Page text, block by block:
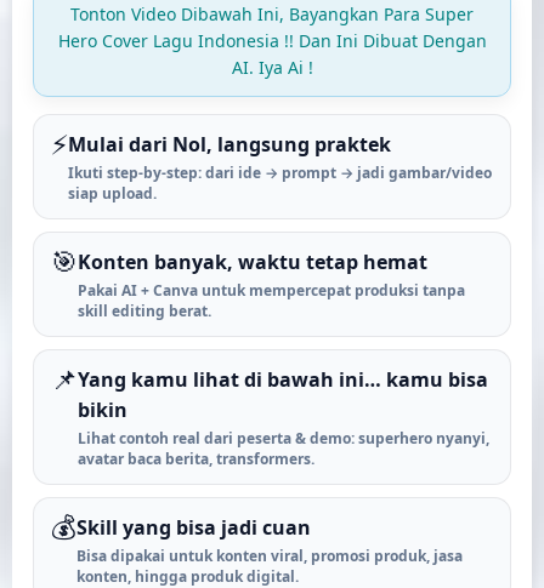
Tonton Video Dibawah Ini, Bayangkan Para Super
Hero Cover Lagu Indonesia !! Dan Ini Dibuat Dengan
AI. Iya Ai !
⚡Mulai dari Nol, langsung praktek
Ikuti step-by-step: dari ide → prompt → jadi gambar/video
siap upload.
🎯Konten banyak, waktu tetap hemat
Pakai AI + Canva untuk mempercepat produksi tanpa
skill editing berat.
📌Yang kamu lihat di bawah ini… kamu bisa
bikin
Lihat contoh real dari peserta & demo: superhero nyanyi,
avatar baca berita, transformers.
💰Skill yang bisa jadi cuan
Bisa dipakai untuk konten viral, promosi produk, jasa
konten, hingga produk digital.